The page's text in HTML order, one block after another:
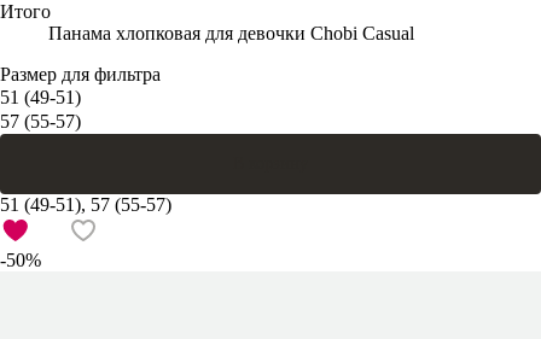
Итого
Панама хлопковая для девочки Chobi Casual
Размер для фильтра
51 (49-51)
57 (55-57)
51 (49-51), 57 (55-57)
-50%